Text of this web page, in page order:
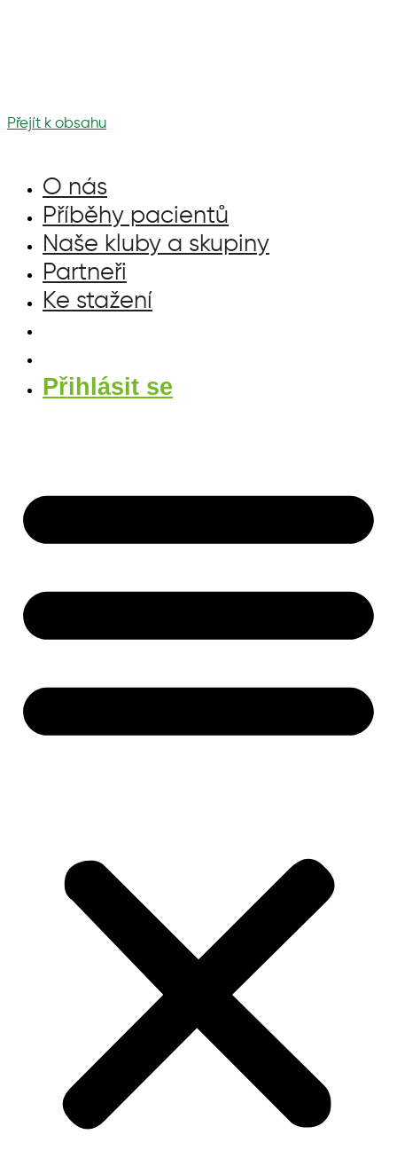
Přejít k obsahu
O nás
Příběhy pacientů
Naše kluby a skupiny
Partneři
Ke stažení
Přihlásit se